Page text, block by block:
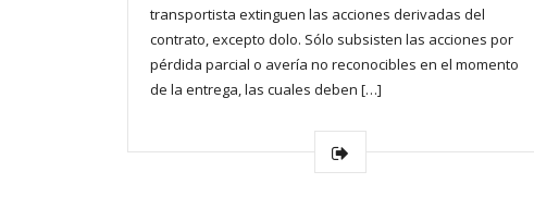
transportista extinguen las acciones derivadas del
contrato, excepto dolo. Sólo subsisten las acciones por
pérdida parcial o avería no reconocibles en el momento
de la entrega, las cuales deben […]